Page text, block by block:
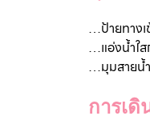
…ป้ายทาง
…แอ่งน้ำใ
…มุมสายน้ำ
การเดิ